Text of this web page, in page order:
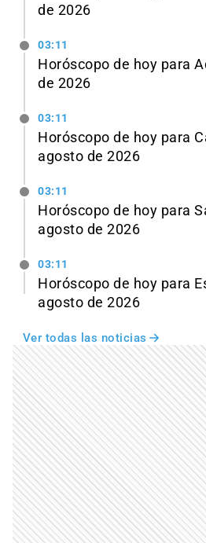
de 2026
03:11
Horóscopo de hoy para
de 2026
03:11
Horóscopo de hoy para
agosto de 2026
03:11
Horóscopo de hoy para
agosto de 2026
03:11
Horóscopo de hoy para
agosto de 2026
Ver todas las noticias